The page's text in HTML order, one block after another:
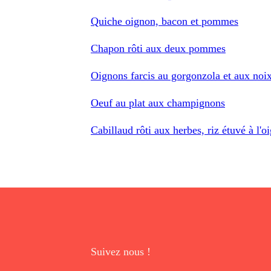
Quiche oignon, bacon et pommes
Chapon rôti aux deux pommes
Oignons farcis au gorgonzola et aux
Oeuf au plat aux champignons
Cabillaud rôti aux herbes, riz étuvé à
Suivez nous !